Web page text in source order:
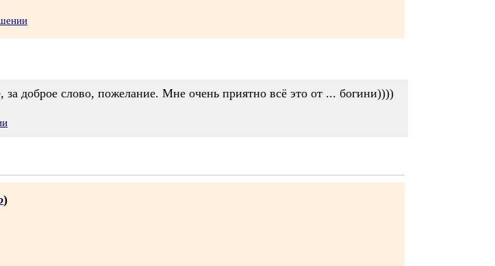
доброе слово, пожелание. Мне очень приятно всё это от ... богини))))
)